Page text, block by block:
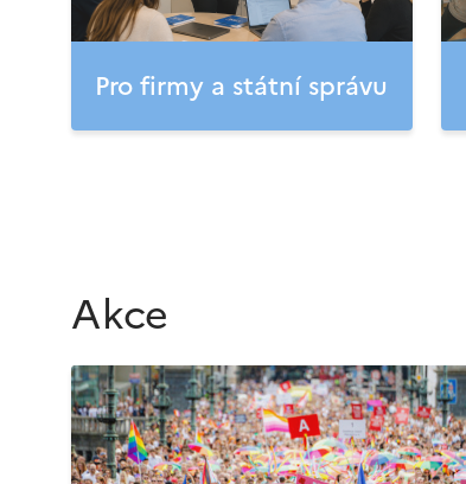
Pro firmy a státní správu
Akce